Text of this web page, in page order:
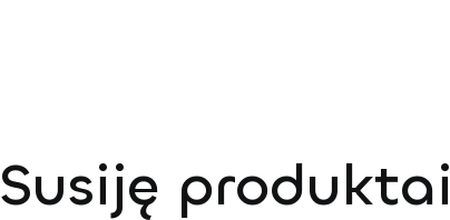
Susiję produktai